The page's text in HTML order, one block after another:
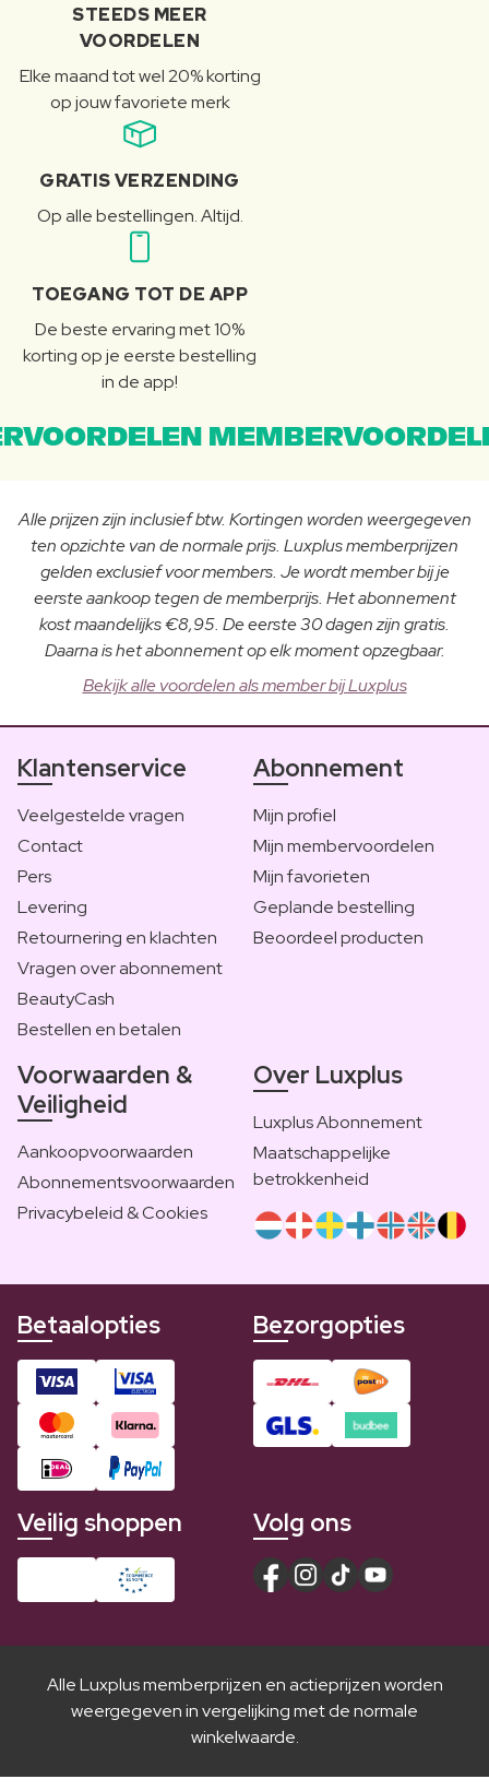
STEEDS MEER
VOORDELEN
Elke maand tot wel 20% korting
op jouw favoriete merk
GRATIS VERZENDING
Op alle bestellingen. Altijd.
TOEGANG TOT DE APP
De beste ervaring met 10%
korting op je eerste bestelling
in de app!
Alle prijzen zijn inclusief btw. Kortingen worden weergegeven
ten opzichte van de normale prijs. Luxplus memberprijzen
gelden exclusief voor members. Je wordt member bij je
eerste aankoop tegen de memberprijs. Het abonnement
kost maandelijks €8,95. De eerste 30 dagen zijn gratis.
Daarna is het abonnement op elk moment opzegbaar.
Bekijk alle voordelen als member bij Luxplus
Klantenservice
Veelgestelde vragen
Contact
Pers
Levering
Retournering en klachten
Vragen over abonnement
BeautyCash
Bestellen en betalen
Abonnement
Mijn profiel
Mijn membervoordelen
Mijn favorieten
Geplande bestelling
Beoordeel producten
Voorwaarden &
Veiligheid
Aankoopvoorwaarden
Abonnementsvoorwaarden
Privacybeleid & Cookies
Over Luxplus
Luxplus Abonnement
Maatschappelijke
betrokkenheid
Betaalopties Bezorgopties
Veilig shoppen Volg ons
Alle Luxplus memberprijzen en actieprijzen worden
weergegeven in vergelijking met de normale
winkelwaarde.